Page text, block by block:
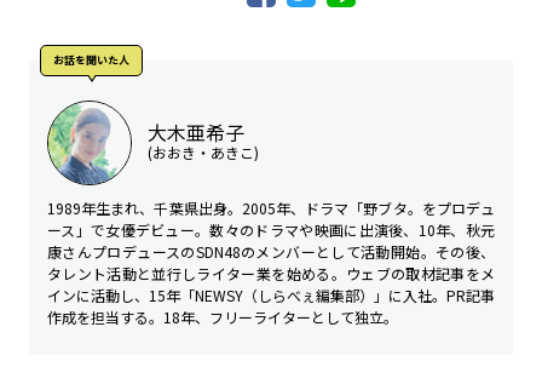
お話を聞いた⼈
大木亜希子
(おおき・あきこ)
1989年生まれ、千葉県出身。2005年、ドラマ「野ブタ。をプロデュ
ース」で女優デビュー。数々のドラマや映画に出演後、10年、秋元
康さんプロデュースのSDN48のメンバーとして活動開始。その後、
タレント活動と並行しライター業を始める。ウェブの取材記事をメ
インに活動し、15年「NEWSY（しらべぇ編集部）」に入社。PR記事
作成を担当する。18年、フリーライターとして独立。